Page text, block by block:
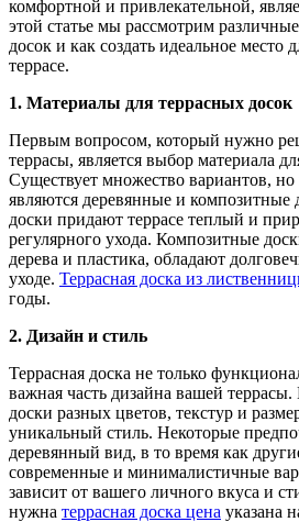
комфортной и привлекательной,
этой статье мы рассмотрим
досок и как создать идеальное место
террасе.
1. Материалы для террасных досок
Первым вопросом, который нужно
террасы, является выбор материала
Существует множество вариантов,
являются деревянные и композитные
доски придают террасе теплый и
регулярного ухода. Композитные
дерева и пластика, обладают
уходе. Террасная доска из
годы.
2. Дизайн и стиль
Террасная доска не только
важная часть дизайна вашей
доски разных цветов, текстур и
уникальный стиль. Некоторые
деревянный вид, в то время как
современные и минималистичные
зависит от вашего личного вкуса и
нужна террасная доска цена указана